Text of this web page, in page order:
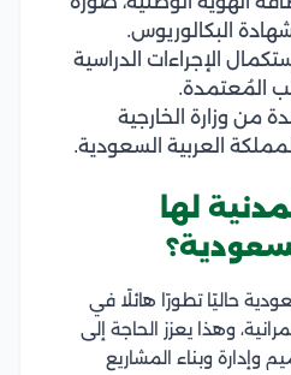
البكالوريوس.
الإجراءات الدراسية
المُعتمدة.
من وزارة الخارجية
العربية السعودية.
لها
حاليًا تطورًا هائلًا في
وهذا يعزز الحاجة إلى
وإدارة وبناء المشاريع